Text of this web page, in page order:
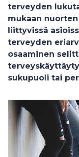
terveyden
mukaan
liittyvissä
terveyden
osaaminen
sukupuoli tai